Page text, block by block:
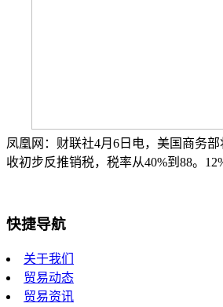
凤凰网：财联社4月6日电，美国商务
收初步反推销税，税率从40%到88。
快捷导航
关于我们
贸易动态
贸易资讯